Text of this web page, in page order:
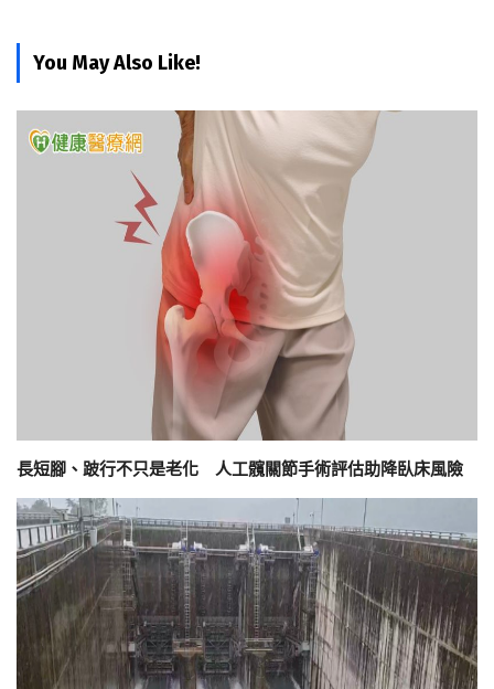
You May Also Like!
長短腳、跛行不只是老化 人工髖關節手術評估助降臥床風險